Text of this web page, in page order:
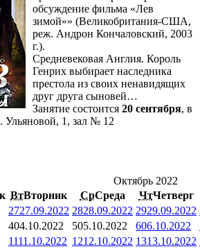
обсуждение фильма «Лев
зимой»» (Великобритания-США,
реж. Андрон Кончаловский, 2003
г.).
Средневековая Англия. Король
Генрих выбирает наследника
престола из своих ненавидящих
друг друга сыновей…
Занятие состоится 20 сентября, в
Ульяновой, 1, зал № 12
Октябрь 2022
ВтВторник СрСреда ЧтЧетверг
2727.09.2022 2828.09.2022 2929.09.2022
404.10.2022 505.10.2022 606.10.2022
1111.10.2022 1212.10.2022 1313.10.2022